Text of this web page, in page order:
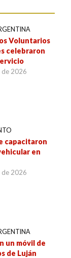
Voluntarios
celebraron
de 2026
capacitaron
en
de 2026
un móvil de
de Luján